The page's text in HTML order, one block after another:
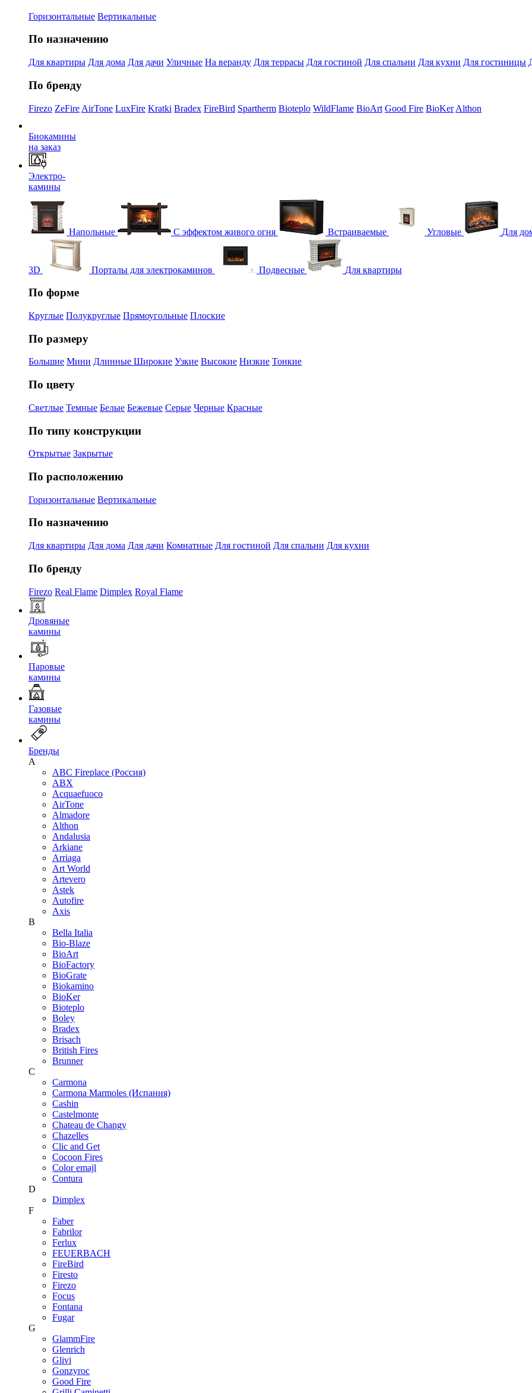
Горизонтальные Вертикальные
По назначению
Для квартиры Для дома Для дачи Уличные На веранду Для террасы Для гостиной Для спальни Для кухни Для гостиницы
По бренду
Firezo ZeFire AirTone LuxFire Kratki Bradex FireBird Spartherm Bioteplo WildFlame BioArt Good Fire BioKer Althon
Биокамины
на заказ
Электро-
камины
Напольные С эффектом живого огня Встраиваемые Угловые Для
3D Порталы для электрокаминов Подвесные Для квартиры
По форме
Круглые Полукруглые Прямоугольные Плоские
По размеру
Большие Мини Длинные Широкие Узкие Высокие Низкие Тонкие
По цвету
Светлые Темные Белые Бежевые Серые Черные Красные
По типу конструкции
Открытые Закрытые
По расположению
Горизонтальные Вертикальные
По назначению
Для квартиры Для дома Для дачи Комнатные Для гостиной Для спальни Для кухни
По бренду
Firezo Real Flame Dimplex Royal Flame
Дровяные
камины
Паровые
камины
Газовые
камины
Бренды
A
ABC Fireplace (Россия)
ABX
Acquaefuoco
AirTone
Almadore
Althon
Andalusia
Arkiane
Arriaga
Art World
Artevero
Astek
Autofire
Axis
B
Bella Italia
Bio-Blaze
BioArt
BioFactory
BioGrate
Biokamino
BioKer
Bioteplo
Boley
Bradex
Brisach
British Fires
Brunner
C
Carmona
Carmona Marmoles (Испания)
Cashin
Castelmonte
Chateau de Changy
Chazelles
Clic and Get
Cocoon Fires
Color emajl
Contura
D
Dimplex
F
Faber
Fabrilor
Ferlux
FEUERBACH
FireBird
Firesto
Firezo
Focus
Fontana
Fugar
G
GlammFire
Glenrich
Glivi
Gonzyroc
Good Fire